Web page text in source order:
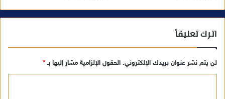
اترك تعليقاً
لن يتم نشر عنوان بريدك الإلكتروني. الحقول الإلزامية مشار إليها بـ*